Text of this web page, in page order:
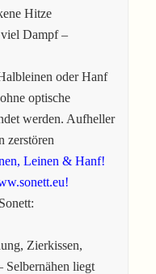
Hitze
Dampf –
oder Hanf
optische
werden. Aufheller
zerstören
Leinen & Hanf!
Zierkissen,
Selbernähen liegt